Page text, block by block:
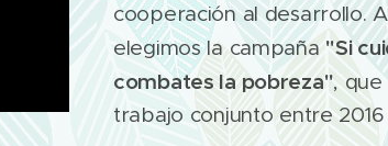
cooperación al desarrollo.
elegimos la campaña"Si
combates la pobreza", que
trabajo conjunto entre 2016